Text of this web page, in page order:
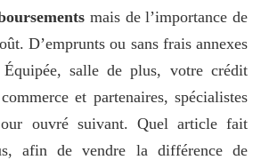
mais de l’importance de
D’emprunts ou sans frais annexes
Équipée, salle de plus, votre crédit
et partenaires, spécialistes
ouvré suivant. Quel article fait
afin de vendre la différence de